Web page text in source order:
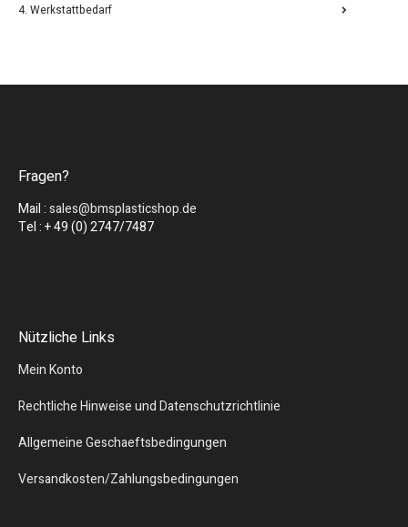
4. Werkstattbedarf
Fragen?
Mail :sales@bmsplasticshop.de
Tel : + 49 (0) 2747/7487
Nützliche Links
Mein Konto
Rechtliche Hinweise und Datenschutzrichtlinie
Allgemeine Geschaeftsbedingungen
Versandkosten/Zahlungsbedingungen